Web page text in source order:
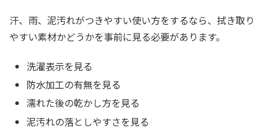
汗、雨、泥汚れがつきやすい使い方をするなら、拭き取り
やすい素材かどうかを事前に見る必要があります。
洗濯表示を見る
防水加工の有無を見る
濡れた後の乾かし方を見る
泥汚れの落としやすさを見る